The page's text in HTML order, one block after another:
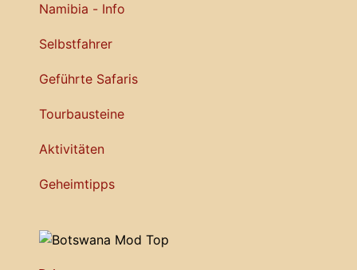
Namibia - Info
Selbstfahrer
Geführte Safaris
Tourbausteine
Aktivitäten
Geheimtipps